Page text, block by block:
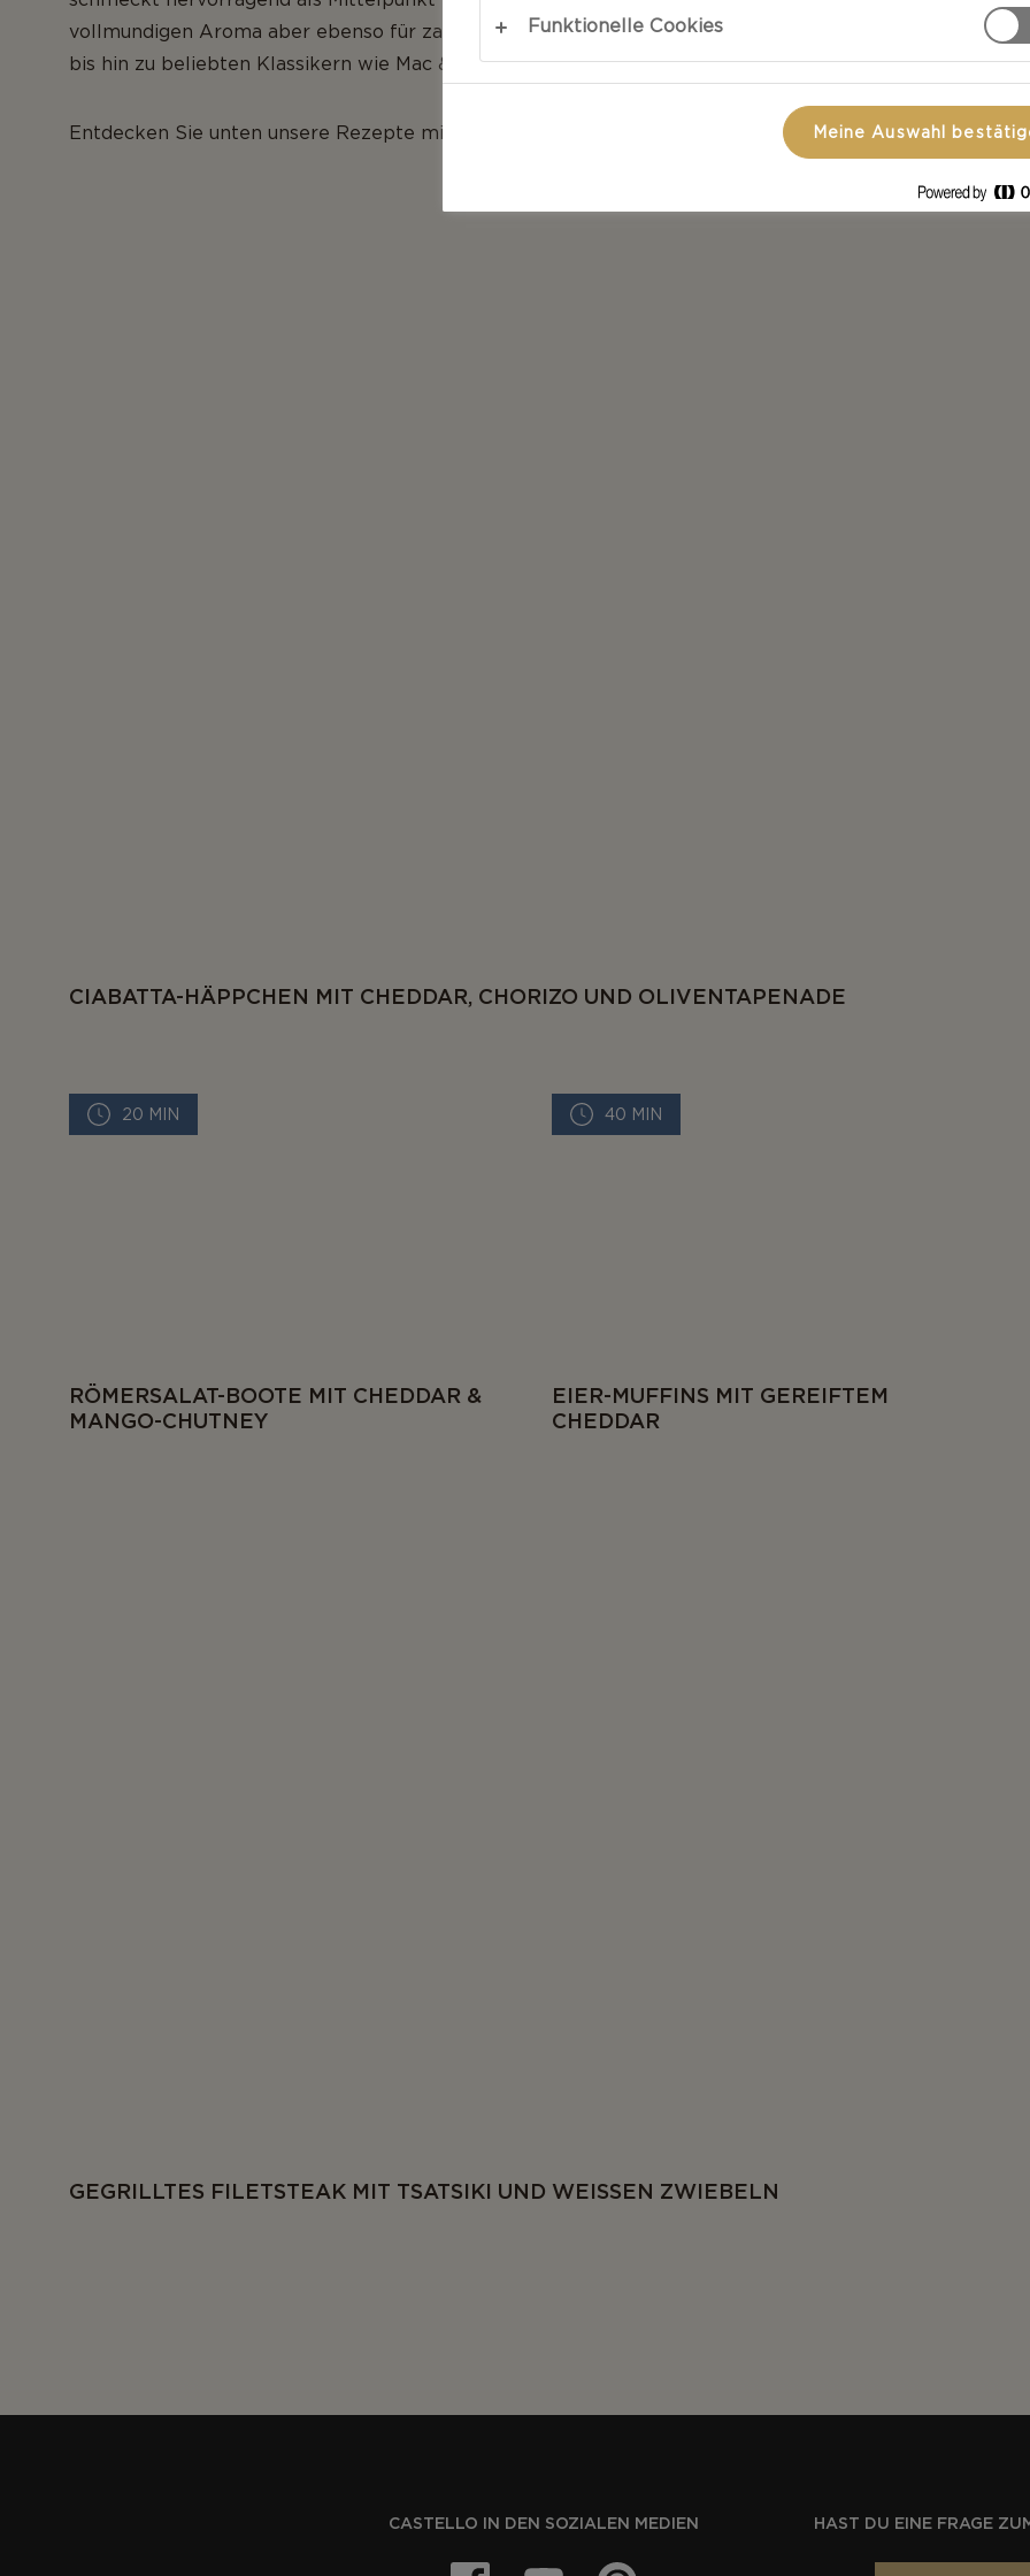
vollmundigen Aroma aber ebenso für zahlreiche Gerichte – von besonderen Genussmomenten
bis hin zu beliebten Klassikern wie Mac & Cheese mit Cheddar.
Entdecken Sie unten unsere Rezepte mit Cheddar und finden Sie Ihr neues Lieblingsgericht.
CIABATTA-HÄPPCHEN MIT CHEDDAR, CHORIZO UND OLIVENTAPENADE
20 MIN
RÖMERSALAT-BOOTE MIT CHEDDAR &
MANGO-CHUTNEY
40 MIN
EIER-MUFFINS MIT GEREIFTEM
CHEDDAR
GEGRILLTES FILETSTEAK MIT TSATSIKI UND WEISSEN ZWIEBELN
CASTELLO IN DEN SOZIALEN MEDIEN HAST DU EINE FRAGE
Funktionelle Cookies
Meine Auswahl